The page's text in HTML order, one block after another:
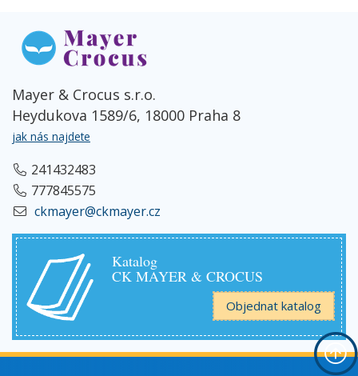
Mayer & Crocus s.r.o.
Heydukova 1589/6, 18000 Praha 8
jak nás najdete
241432483
777845575
ckmayer@ckmayer.cz
Katalog
CK MAYER & CROCUS
Objednat katalog